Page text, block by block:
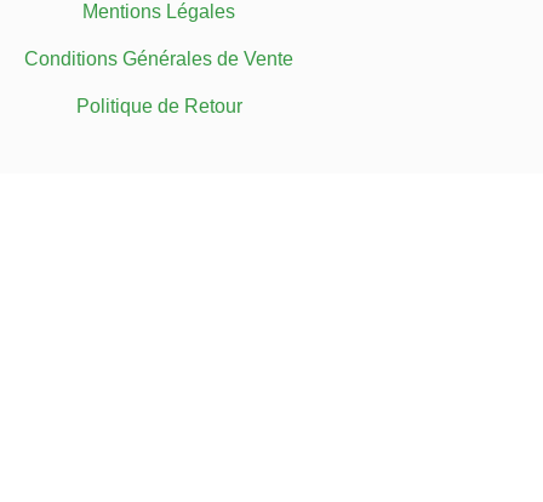
Mentions Légales
Conditions Générales de Vente
Politique de Retour